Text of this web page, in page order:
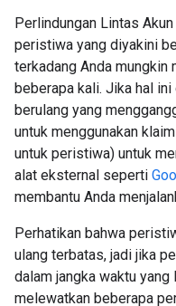
Perlindungan Lintas
peristiwa yang diyakini
terkadang Anda
beberapa kali. Jika hal
berulang yang
untuk menggunakan klaim
untuk peristiwa) untuk
alat eksternal seperti
membantu Anda
Perhatikan bahwa
ulang terbatas, jadi jika
dalam jangka waktu yang
melewatkan beberapa